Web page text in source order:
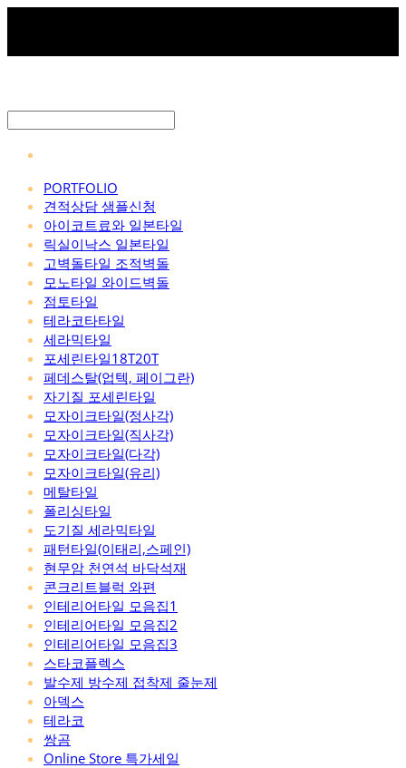
PORTFOLIO
견적상담 샘플신청
아이코트료와 일본타일
릭실이낙스 일본타일
고벽돌타일 조적벽돌
모노타일 와이드벽돌
점토타일
테라코타타일
세라믹타일
포세린타일18T20T
페데스탈(업텍, 페이그란)
자기질 포세린타일
모자이크타일(정사각)
모자이크타일(직사각)
모자이크타일(다각)
모자이크타일(유리)
메탈타일
폴리싱타일
도기질 세라믹타일
패턴타일(이태리,스페인)
현무암 천연석 바닥석재
콘크리트블럭 와편
인테리어타일 모음집1
인테리어타일 모음집2
인테리어타일 모음집3
스타코플렉스
발수제 방수제 접착제 줄눈제
아덱스
테라코
쌍곰
Online Store 특가세일